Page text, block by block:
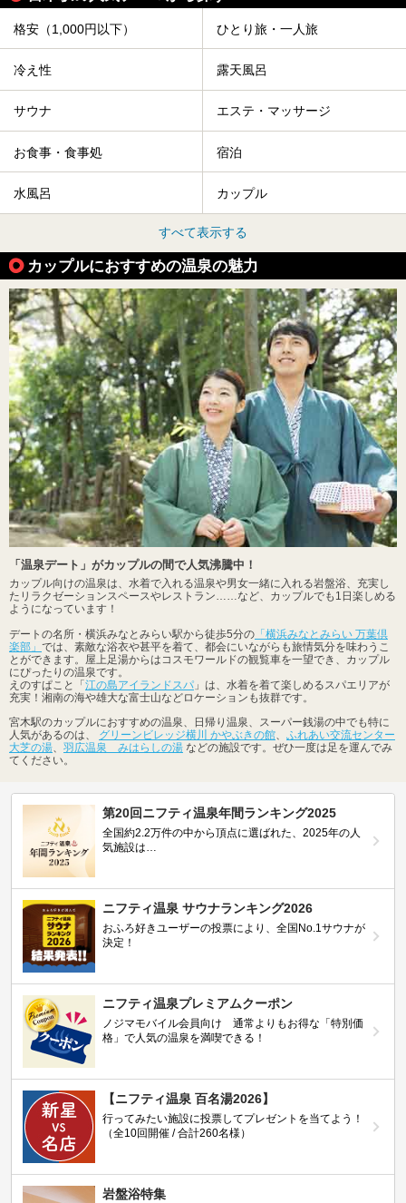
格安（1,000円以下） ひとり旅・一人旅
冷え性 露天風呂
サウナ エステ・マッサージ
お食事・食事処 宿泊
水風呂 カップル
すべて表示する
カップルにおすすめの温泉の魅力
「温泉デート」がカップルの間で人気沸騰中！
カップル向けの温泉は、水着で入れる温泉や男女一緒に入れる岩盤浴、充実し
たリラクゼーションスペースやレストラン……など、カップルでも1日楽しめる
ようになっています！
デートの名所・横浜みなとみらい駅から徒歩5分の 「横浜みなとみらい 万葉倶
楽部」 では、素敵な浴衣や甚平を着て、都会にいながらも旅情気分を味わうこ
とができます。屋上足湯からはコスモワールドの観覧車を一望でき、カップル
にぴったりの温泉です。
えのすぱこと「江の島アイランドスパ 」は、水着を着て楽しめるスパエリアが
充実！湘南の海や雄大な富士山などロケーションも抜群です。
宮木駅のカップルにおすすめの温泉、日帰り温泉、スーパー銭湯の中でも特に
人気があるのは、 グリーンビレッジ横川 かやぶきの館
ふれあい交流センター
大芝の湯
羽広温泉 みはらしの湯 などの施設です。ぜひ一度は足を運んでみ
てください。
第20回ニフティ温泉年間ランキング2025
全国約2.2万件の中から頂点に選ばれた、2025年の人
気施設は…
ニフティ温泉 サウナランキング2026
おふろ好きユーザーの投票により、全国No.1サウナが
決定！
ニフティ温泉プレミアムクーポン
ノジマモバイル会員向け 通常よりもお得な「特別価
格」で人気の温泉を満喫できる！
【ニフティ温泉 百名湯2026】
行ってみたい施設に投票してプレゼントを当てよう！
（全10回開催 / 合計260名様）
岩盤浴特集